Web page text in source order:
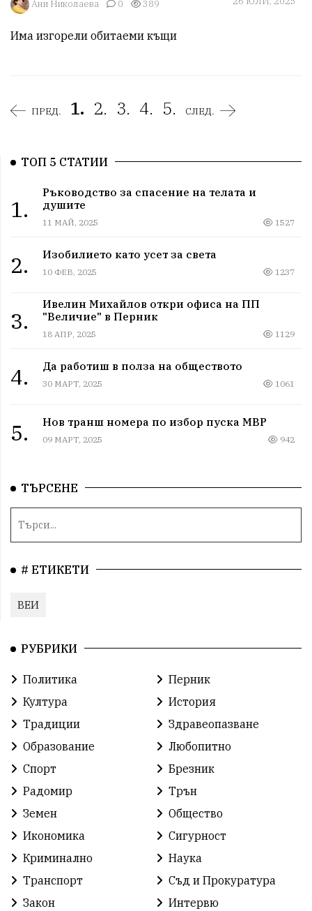
Ани Николаева 0 389
Има изгорели обитаеми къщи
ПРЕД. 1. 2. 3. 4. 5. СЛЕД.
ТОП 5 СТАТИИ
1.
Ръководство за спасение на телата и
душите
11 МАЙ, 2025 1527
2. Изобилието като усет за света
10 ФЕВ, 2025 1237
3.
Ивелин Михайлов откри офиса на ПП
"Величие" в Перник
18 АПР, 2025 1129
4. Да работиш в полза на обществото
30 МАРТ, 2025 1061
5. Нов транш номера по избор пуска МВР
09 МАРТ, 2025 942
ТЪРСЕНЕ
# ЕТИКЕТИ
ВЕИ
РУБРИКИ
Политика
Перник
Култура
История
Традиции
Здравеопазване
Образование
Любопитно
Спорт
Брезник
Радомир
Трън
Земен
Общество
Икономика
Сигурност
Криминално
Наука
Транспорт
Съд и Прокуратура
Закон
Интервю